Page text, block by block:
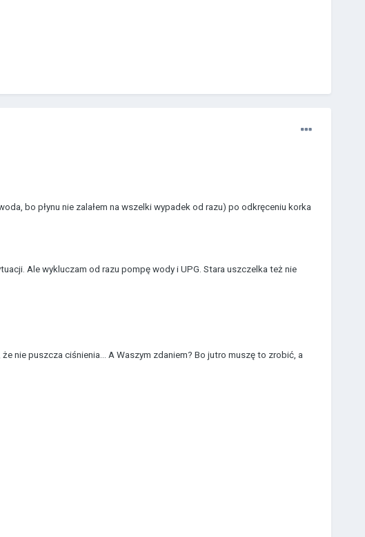
bo płynu nie zalałem na wszelki wypadek od razu) po odkręceniu korka
Ale wykluczam od razu pompę wody i UPG. Stara uszczelka też nie
nie puszcza ciśnienia... A Waszym zdaniem? Bo jutro muszę to zrobić, a